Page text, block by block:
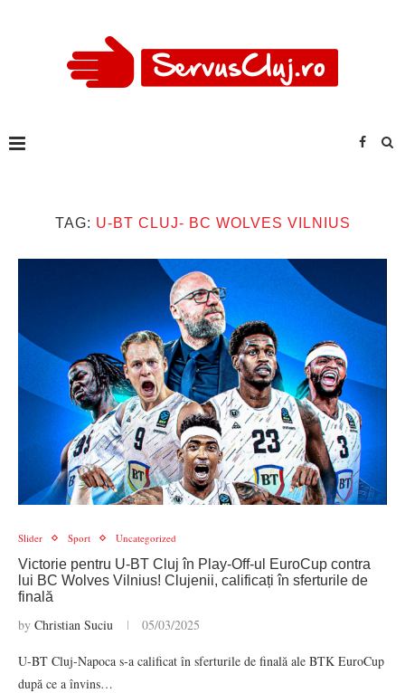
TAG: U-BT CLUJ- BC WOLVES VILNIUS
Slider Sport Uncategorized
Victorie pentru U-BT Cluj în Play-Off-ul EuroCup contra
lui BC Wolves Vilnius! Clujenii, calificați în sferturile de
finală
by Christian Suciu 05/03/2025
U-BT Cluj-Napoca s-a calificat în sferturile de finală ale BTK EuroCup
după ce a învins…